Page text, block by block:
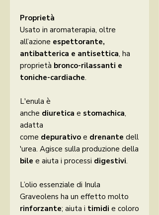
Proprietà
Usato in aromaterapia, oltre
all’azione espettorante,
antibatterica e antisettica, ha
proprietà bronco-rilassanti e
toniche-cardiache.
L'enula è
anche diuretica e stomachica,
adatta
come depurativo e drenante dell
'urea. Agisce sulla produzione della
bile e aiuta i processi digestivi.
L’olio essenziale di Inula
Graveolens ha un effetto molto
rinforzante; aiuta i timidi e coloro